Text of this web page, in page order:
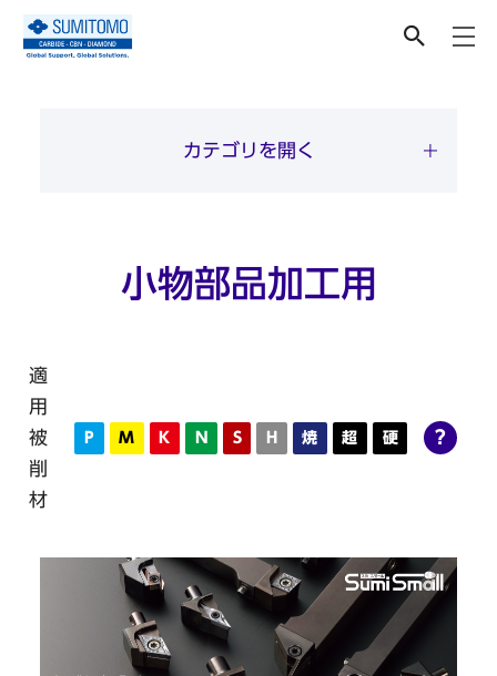
切削工具
カテゴリを開く
小物部品加工用
適
用
被
削
材
P M K N S H 焼 超 硬 ?